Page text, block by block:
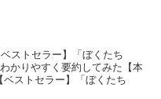
ストセラー】「ぼくたち
かりやすく要約してみた【本
ストセラー】「ぼくたち